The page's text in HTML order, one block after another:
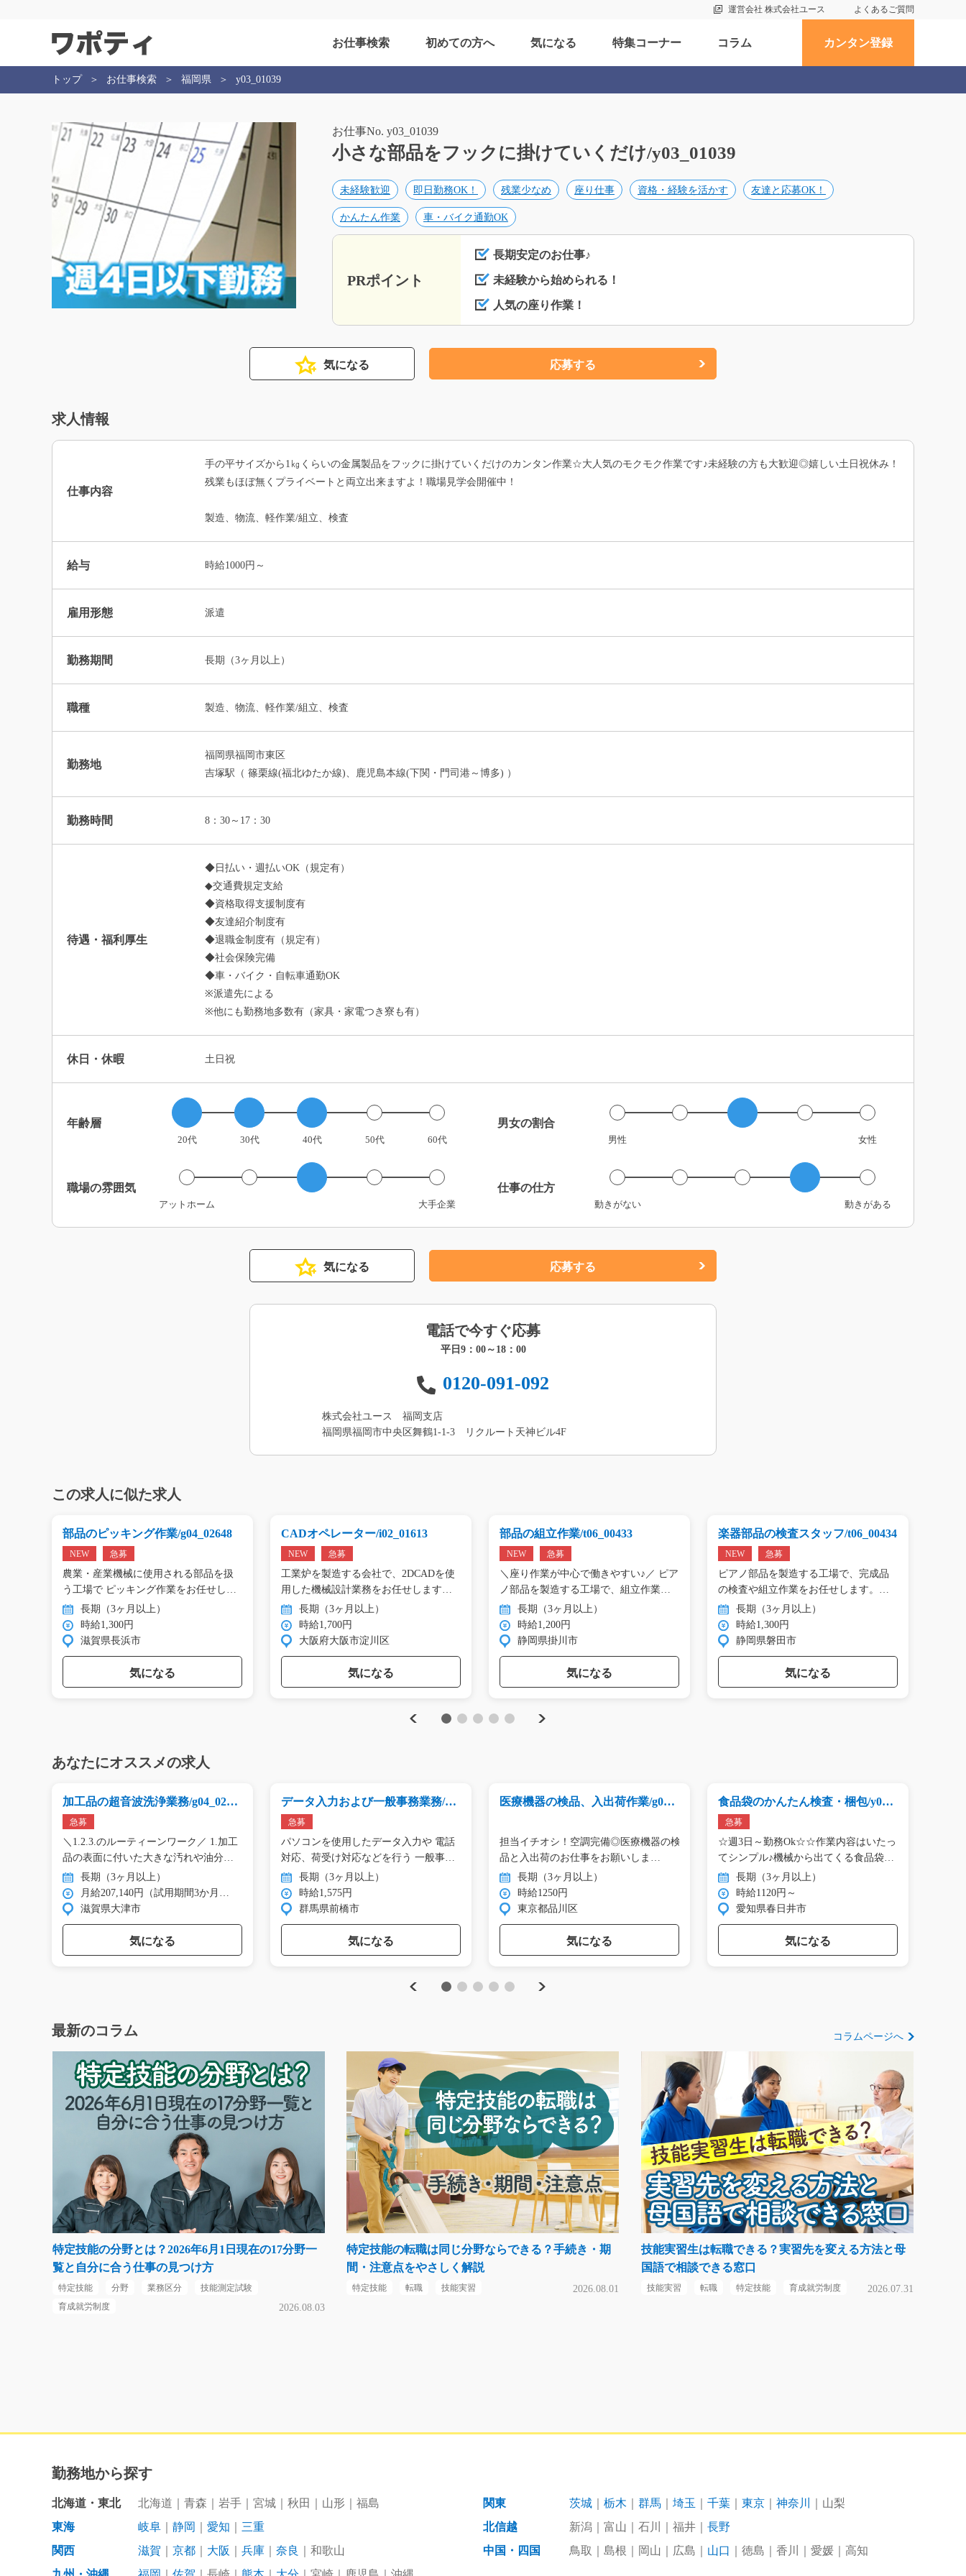
運営会社 株式会社ユース よくあるご質問
お仕事検索 初めての方へ 気になる 特集コーナー コラム カンタン登録
トップ お仕事検索 福岡県 y03_01039
お仕事No. y03_01039
小さな部品をフックに掛けていくだけ/y03_01039
未経験歓迎 即日勤務OK！ 残業少なめ 座り仕事 資格・経験を活かす 友達と応募OK！
かんたん作業 車・バイク通勤OK
PRポイント
長期安定のお仕事♪
未経験から始められる！
人気の座り作業！
気になる 応募する
求人情報
仕事内容
手の平サイズから1㎏くらいの金属製品をフックに掛けていくだけのカンタン作業☆大人気のモクモク作業です♪未経験の方も大歓迎◎嬉しい土日祝休み！
残業もほぼ無くプライベートと両立出来ますよ！職場見学会開催中！
製造、物流、軽作業/組立、検査
給与 時給1000円～
雇用形態 派遣
勤務期間 長期（3ヶ月以上）
職種 製造、物流、軽作業/組立、検査
勤務地
福岡県福岡市東区
吉塚駅（ 篠栗線(福北ゆたか線)、鹿児島本線(下関・門司港～博多) ）
勤務時間 8：30～17：30
待遇・福利厚生
◆日払い・週払いOK（規定有）
◆交通費規定支給
◆資格取得支援制度有
◆友達紹介制度有
◆退職金制度有（規定有）
◆社会保険完備
◆車・バイク・自転車通勤OK
※派遣先による
※他にも勤務地多数有（家具・家電つき寮も有）
休日・休暇 土日祝
年齢層
20代 30代 40代 50代 60代
男女の割合
男性 女性
職場の雰囲気
アットホーム 大手企業
仕事の仕方
動きがない 動きがある
気になる 応募する
電話で今すぐ応募
平日9：00～18：00
0120-091-092
株式会社ユース 福岡支店
福岡県福岡市中央区舞鶴1-1-3 リクルート天神ビル4F
この求人に似た求人
Previous
部品のピッキング作業/g04_02648
NEW 急募
農業・産業機械に使用される部品を扱
う工場で ピッキング作業をお任せし
ま… 長期（3ヶ月以上）
時給1,300円
滋賀県長浜市
気になる
CADオペレーター/i02_01613
NEW 急募
工業炉を製造する会社で、2DCADを使
用した機械設計業務をお任せします。
…
長期（3ヶ月以上）
時給1,700円
大阪府大阪市淀川区
気になる
部品の組立作業/t06_00433
NEW 急募
＼座り作業が中心で働きやすい♪／ ピア
ノ部品を製造する工場で、組立作業…
長期（3ヶ月以上）
時給1,200円
静岡県掛川市
気になる
楽器部品の検査スタッフ/t06_00434
NEW 急募
ピアノ部品を製造する工場で、完成品
の検査や組立作業をお任せします。
目… 長期（3ヶ月以上）
時給1,300円
静岡県磐田市
気になる
Next
あなたにオススメの求人
Previous
加工品の超音波洗浄業務/g04_0236
1急募
＼1.2.3.のルーティーンワーク／ 1.加工
品の表面に付いた大きな汚れや油分…
長期（3ヶ月以上）
月給207,140円（試用期間3か月…
滋賀県大津市
気になる
データ入力および一般事務業務/y0
2_01717
急募
パソコンを使用したデータ入力や 電話
対応、荷受け対応などを行う 一般事…
長期（3ヶ月以上）
時給1,575円
群馬県前橋市
気になる
医療機器の検品、入出荷作業/g05_
担当イチオシ！空調完備◎医療機器の検
品と入出荷のお仕事をお願いしま
す！…長期（3ヶ月以上）
時給1250円
東京都品川区
気になる
食品袋のかんたん検査・梱包/y01_
01105
急募
☆週3日～勤務Ok☆☆作業内容はいたっ
てシンプル♪機械から出てくる食品袋を
結… 長期（3ヶ月以上）
時給1120円～
愛知県春日井市
気になる
Next
最新のコラム コラムページへ
特定技能の分野とは？2026年6月1日現在の17分野一
覧と自分に合う仕事の見つけ方
特定技能 分野 業務区分
技能測定試験
育成就労制度
2026.08.03
特定技能の転職は同じ分野ならできる？手続き・期
間・注意点をやさしく解説
特定技能 転職 技能実習 2026.08.01
技能実習生は転職できる？実習先を変える方法と母
国語で相談できる窓口
技能実習 転職 特定技能 育成就労制度 2026.07.31
勤務地から探す
北海道・東北 北海道 青森 岩手 宮城 秋田 山形 福島 関東 茨城 栃木 群馬 埼玉 千葉 東京 神奈川
山梨
東海
岐阜 静岡 愛知 三重 北信越 新潟 富山 石川 福井
長野
関西
滋賀 京都 大阪 兵庫 奈良 和歌山 中国・四国 鳥取 島根 岡山 広島 山口 徳島 香川 愛媛
高知